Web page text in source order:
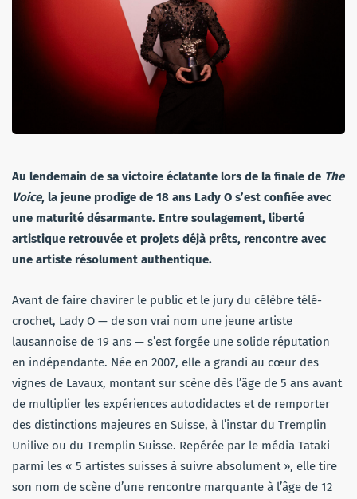
Au lendemain de sa victoire éclatante lors de la finale de The
Voice, la jeune prodige de 18 ans Lady O s’est confiée avec
une maturité désarmante. Entre soulagement, liberté
artistique retrouvée et projets déjà prêts, rencontre avec
une artiste résolument authentique.
Avant de faire chavirer le public et le jury du célèbre télé-
crochet, Lady O — de son vrai nom une jeune artiste
lausannoise de 19 ans — s’est forgée une solide réputation
en indépendante. Née en 2007, elle a grandi au cœur des
vignes de Lavaux, montant sur scène dès l’âge de 5 ans avant
de multiplier les expériences autodidactes et de remporter
des distinctions majeures en Suisse, à l’instar du Tremplin
Unilive ou du Tremplin Suisse. Repérée par le média Tataki
parmi les « 5 artistes suisses à suivre absolument », elle tire
son nom de scène d’une rencontre marquante à l’âge de 12